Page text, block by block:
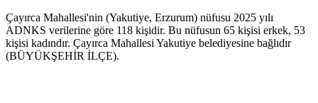
Çayırca Mahallesi'nin (Yakutiye, Erzurum) nüfusu 2025 yılı
ADNKS verilerine göre 118 kişidir. Bu nüfusun 65 kişisi erkek, 53
kişisi kadındır. Çayırca Mahallesi Yakutiye belediyesine bağlıdır
(BÜYÜKŞEHİR İLÇE).